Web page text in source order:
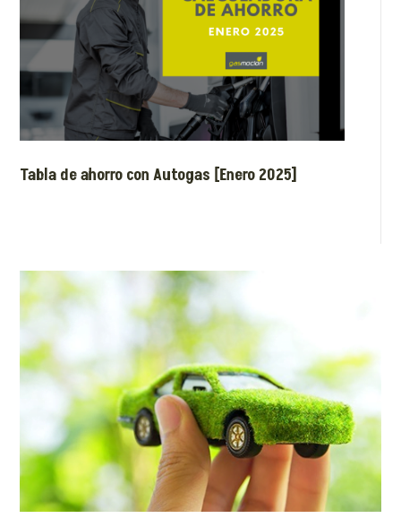
Tabla de ahorro con Autogas [Enero 2025]